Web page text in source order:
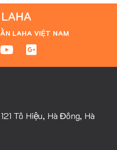
LAHA VIỆT NAM
Tô Hiệu, Hà Đông, Hà